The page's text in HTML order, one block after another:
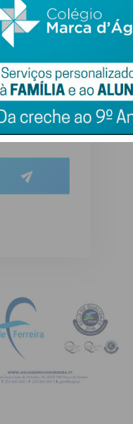
da saúde.